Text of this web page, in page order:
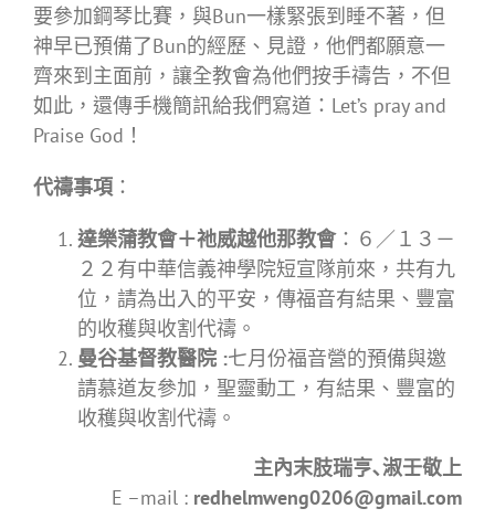
要參加鋼琴比賽，與Bun一樣緊張到睡不著，但
神早已預備了Bun的經歷、見證，他們都願意一
齊來到主面前，讓全教會為他們按手禱告，不但
如此，還傳手機簡訊給我們寫道：Let’s pray and
Praise God！
代禱事項 ：
達樂蒲教會＋祂威越他那教會：６／１３－
２２有中華信義神學院短宣隊前來，共有九
位，請為出入的平安，傳福音有結果、豐富
的收穫與收割代禱。
曼谷基督教醫院 :七月份福音營的預備與邀
請慕道友參加，聖靈動工，有結果、豐富的
收穫與收割代禱。
主內末肢瑞亨､淑壬敬上
E –mail : redhelmweng0206@gmail.com